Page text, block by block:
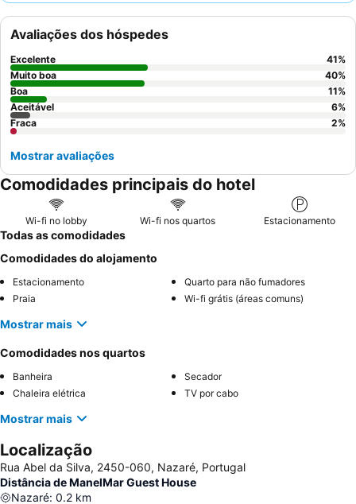
um quarto com
vista para o mar
arredores pitorescos.
Avaliações dos hóspedes
Excelente 41%
Muito boa
40%
Boa
11%
Aceitável
6%
Fraca
2%
Mostrar avaliações
Comodidades principais do hotel
Wi-fi no lobby Wi-fi nos quartos Estacionamento
Todas as comodidades
Comodidades do alojamento
Estacionamento
Quarto para não fumadores
Praia
Wi-fi grátis (áreas comuns)
Mostrar mais
Comodidades nos quartos
Banheira
Secador
Chaleira elétrica
TV por cabo
Mostrar mais
Localização
Rua Abel da Silva, 2450-060, Nazaré, Portugal
Distância de ManelMar Guest House
Nazaré: 0.2 km